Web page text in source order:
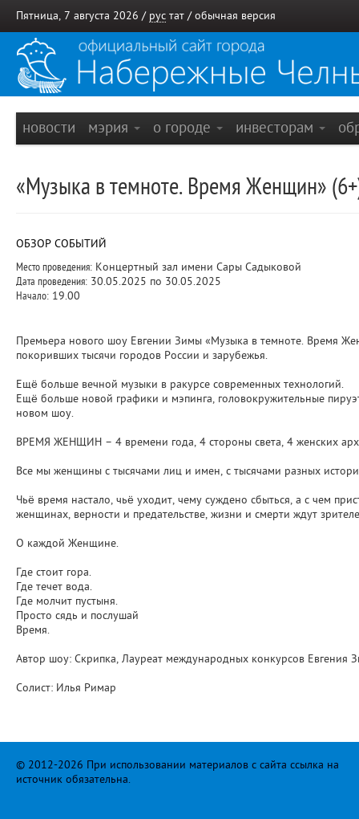
Пятница, 7 августа 2026 / рус тат / обычная версия
новости мэрия о городе инвесторам
«Музыка в темноте. Время Женщин»
ОБЗОР СОБЫТИЙ
Место проведения: Концертный зал имени Сары Садыковой
Дата проведения: 30.05.2025 по 30.05.2025
Начало: 19.00
Премьера нового шоу Евгении Зимы «Музыка в темноте. Время
покоривших тысячи городов России и зарубежья.
Ещё больше вечной музыки в ракурсе современных технологий.
Ещё больше новой графики и мэпинга, головокружительные
новом шоу.
ВРЕМЯ ЖЕНЩИН – 4 времени года, 4 стороны света, 4 женских
Все мы женщины с тысячами лиц и имен, с тысячами разных
Чьё время настало, чьё уходит, чему суждено сбыться, а с чем
женщинах, верности и предательстве, жизни и смерти ждут
О каждой Женщине.
Где стоит гора.
Где течет вода.
Где молчит пустыня.
Просто сядь и послушай
Время.
Автор шоу: Скрипка, Лауреат международных конкурсов Евгения
Солист: Илья Римар
© 2012-2026 При использовании материалов с сайта ссылка на
источник обязательна.